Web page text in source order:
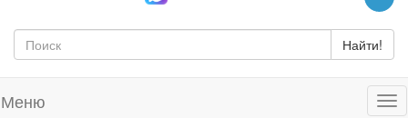
Найти!
Меню